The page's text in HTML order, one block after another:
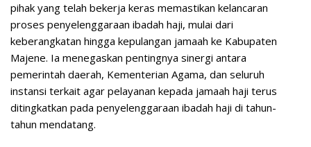
pihak yang telah bekerja keras memastikan kelancaran
proses penyelenggaraan ibadah haji, mulai dari
keberangkatan hingga kepulangan jamaah ke Kabupaten
Majene. Ia menegaskan pentingnya sinergi antara
pemerintah daerah, Kementerian Agama, dan seluruh
instansi terkait agar pelayanan kepada jamaah haji terus
ditingkatkan pada penyelenggaraan ibadah haji di tahun-
tahun mendatang.